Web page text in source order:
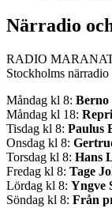
Närradio
RADIO
Stockholms
Måndag kl 8: Berno
Måndag kl 18:
Tisdag kl 8: Paulus
Onsdag kl 8:
Torsdag kl 8: Hans
Fredag kl 8: Tage
Lördag kl 8: Yngve
Söndag kl 8: Från